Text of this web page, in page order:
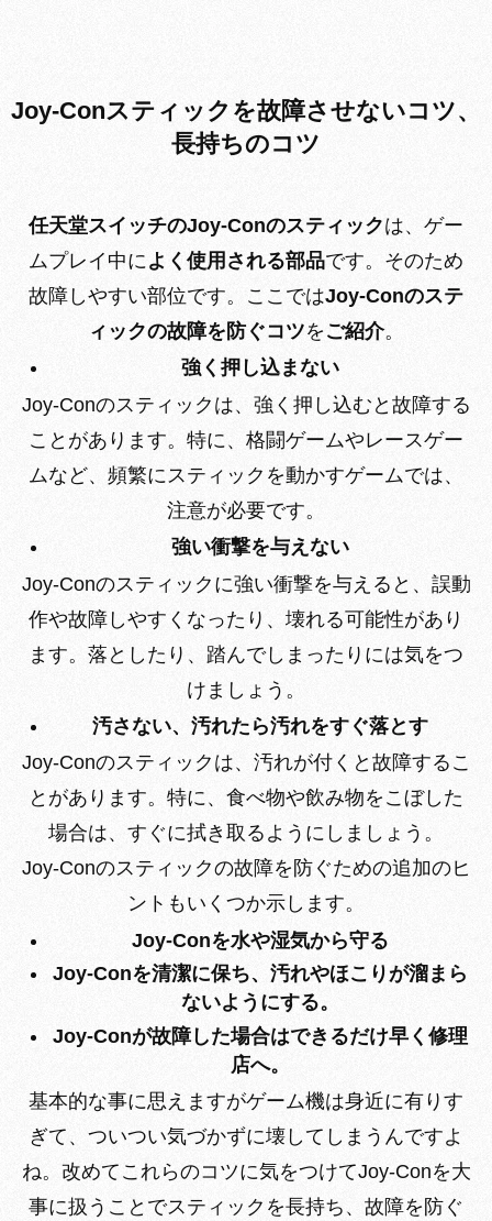
Joy-Conスティックを故障させないコツ、
長持ちのコツ
任天堂スイッチのJoy-Conのスティックは、ゲー
ムプレイ中に よく使用される部品です。そのため
故障しやすい部位です。ここではJoy-Conのステ
ィックの故障を防ぐコツをご紹介。
強く押し込まない
Joy-Conのスティックは、強く押し込むと故障する
ことがあります。特に、格闘ゲームやレースゲー
ムなど、頻繁にスティックを動かすゲームでは、
注意が必要です。
強い衝撃を与えない
Joy-Conのスティックに強い衝撃を与えると、誤動
作や故障しやすくなったり、壊れる可能性があり
ます。落としたり、踏んでしまったりには気をつ
けましょう。
汚さない、汚れたら汚れをすぐ落とす
Joy-Conのスティックは、汚れが付くと故障するこ
とがあります。特に、食べ物や飲み物をこぼした
場合は、すぐに拭き取るようにしましょう。
Joy-Conのスティックの故障を防ぐための追加のヒ
ントもいくつか示します。
Joy-Conを水や湿気から守る
Joy-Conを清潔に保ち、汚れやほこりが溜まら
ないようにする。
Joy-Conが故障した場合はできるだけ早く修理
店へ。
基本的な事に思えますがゲーム機は身近に有りす
ぎて、ついつい気づかずに壊してしまうんですよ
ね。改めてこれらのコツに気をつけてJoy-Conを大
事に扱うことでスティックを長持ち、故障を防ぐ